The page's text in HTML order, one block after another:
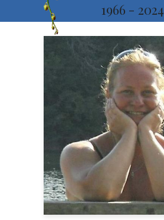
1966 - 2024